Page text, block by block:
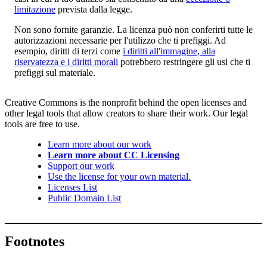
limitazione prevista dalla legge.
Non sono fornite garanzie. La licenza può non conferirti tutte le
autorizzazioni necessarie per l'utilizzo che ti prefiggi. Ad
esempio, diritti di terzi come i diritti all'immagine, alla
riservatezza e i diritti morali potrebbero restringere gli usi che ti
prefiggi sul materiale.
Creative Commons is the nonprofit behind the open licenses and
other legal tools that allow creators to share their work. Our legal
tools are free to use.
Learn more about our work
Learn more about CC Licensing
Support our work
Use the license for your own material.
Licenses List
Public Domain List
Footnotes